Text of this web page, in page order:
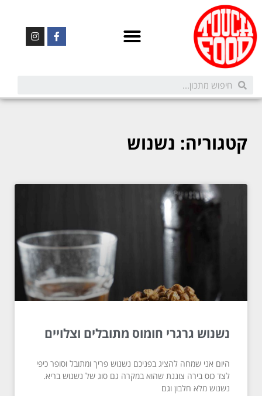
קטגוריה: נשנוש
נשנוש גרגרי חומוס מתובלים וצלויים
היום אני שמחה להציג בפניכם נשנוש פריך ומתובל וסופר כיפי
לצד כוס בירה צוננת שהוא במקרה גם סוג של נשנוש בריא.
נשנוש מלא חלבון וגם